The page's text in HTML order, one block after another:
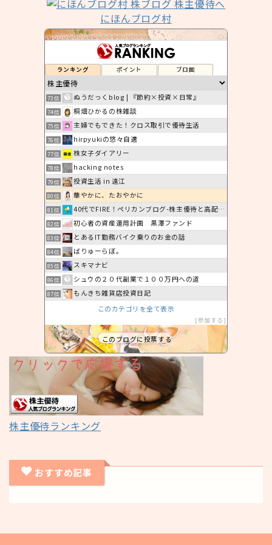
にほんブログ村
ランキング ポイント ブロ画
73位 ぬうだっくblog | 『節約×投資×日常』
74位 桐畑ひかるの株雑談
75位 主婦でもできた！クロス取引で優待生活
76位 hirpyukiの悠々自適
77位 株女子ダイアリー
78位 hacking notes
79位 投資生活 in 遠江
80位 華やかに、たおやかに
81位 40代でFIRE！ペリカンブログ-株主優待と高配当投資
82位 初心者の資産運用計画 黒澤ファンド
83位 とあるIT勤務バイク乗りのお金の話
84位 ばりゅーらぼ。
85位 スキマナビ
86位 シュウの２０代副業で１００万円への道
87位
もんきち雑貨店投資日記
このカテゴリを全て表示
参加する
このブログに投票する
株主優待ランキング
おすすめ記事